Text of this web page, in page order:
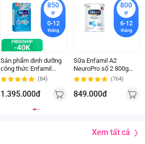
850
gr
0-12
tháng
Sản phẩm dinh dưỡng
công thức Enfamil
Enspire Optimum, 850g
(84)
1.395.000đ
800
gr
6-12
tháng
Sữa Enfamil A2
NeuroPro số 2 800g
(Follow Up Formula, 6 -
12 tháng tuổi)
(764)
849.000đ
Xem tất cả